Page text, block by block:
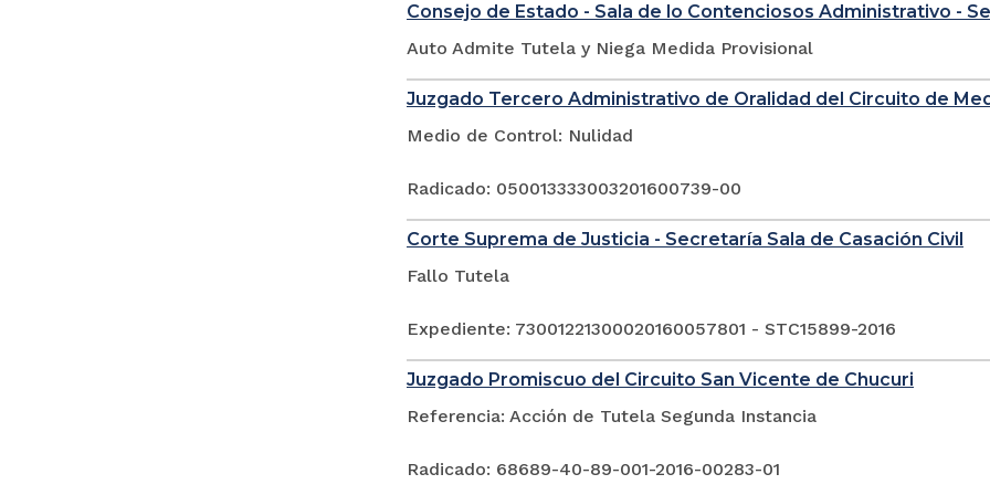
Consejo de Estado - Sala de lo Contenciosos Administrativo -
Auto Admite Tutela y Niega Medida Provisional
Juzgado Tercero Administrativo de Oralidad del Circuito de
Medio de Control: Nulidad
Radicado: 050013333003201600739-00
Corte Suprema de Justicia - Secretaría Sala de Casación Civil
Fallo Tutela
Expediente: 73001221300020160057801 - STC15899-2016
Juzgado Promiscuo del Circuito San Vicente de Chucuri
Referencia: Acción de Tutela Segunda Instancia
Radicado: 68689-40-89-001-2016-00283-01